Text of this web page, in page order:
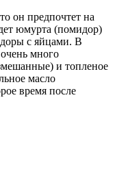
он предпочтет на
юмурта (помидор)
с яйцами. В
много
и топленое
масло
время после